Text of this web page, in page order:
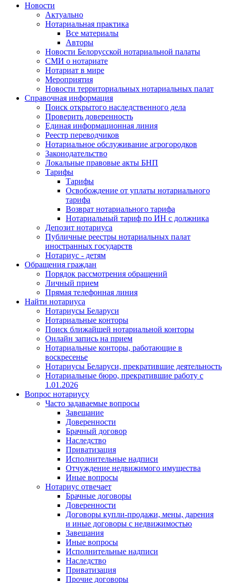
Новости
Актуально
Нотариальная практика
Все материалы
Авторы
Новости Белорусской нотариальной палаты
СМИ о нотариате
Нотариат в мире
Мероприятия
Новости территориальных нотариальных палат
Справочная информация
Поиск открытого наследственного дела
Проверить доверенность
Единая информационная линия
Реестр переводчиков
Нотариальное обслуживание агрогородков
Законодательство
Локальные правовые акты БНП
Тарифы
Тарифы
Освобождение от уплаты нотариального
тарифа
Возврат нотариального тарифа
Нотариальный тариф по ИН с должника
Депозит нотариуса
Публичные реестры нотариальных палат
иностранных государств
Нотариус - детям
Обращения граждан
Порядок рассмотрения обращений
Личный прием
Прямая телефонная линия
Найти нотариуса
Нотариусы Беларуси
Нотариальные конторы
Поиск ближайшей нотариальной конторы
Онлайн запись на прием
Нотариальные конторы, работающие в
воскресенье
Нотариусы Беларуси, прекратившие деятельность
Нотариальные бюро, прекратившие работу с
1.01.2026
Вопрос нотариусу
Часто задаваемые вопросы
Завещание
Доверенности
Брачный договор
Наследство
Приватизация
Исполнительные надписи
Отчуждение недвижимого имущества
Иные вопросы
Нотариус отвечает
Брачные договоры
Доверенности
Договоры купли-продажи, мены, дарения
и иные договоры с недвижимостью
Завещания
Иные вопросы
Исполнительные надписи
Наследство
Приватизация
Прочие договоры